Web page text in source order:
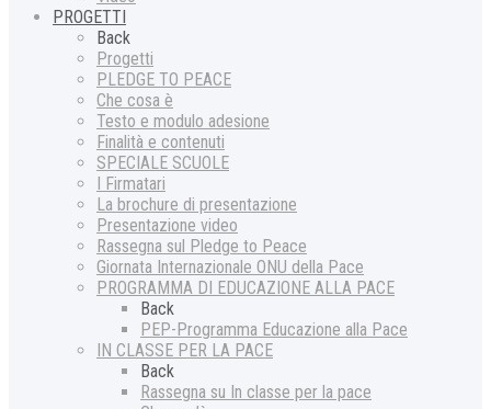
PROGETTI
Back
Progetti
PLEDGE TO PEACE
Che cosa è
Testo e modulo adesione
Finalità e contenuti
SPECIALE SCUOLE
I Firmatari
La brochure di presentazione
Presentazione video
Rassegna sul Pledge to Peace
Giornata Internazionale ONU della Pace
PROGRAMMA DI EDUCAZIONE ALLA PACE
Back
PEP-Programma Educazione alla Pace
IN CLASSE PER LA PACE
Back
Rassegna su In classe per la pace